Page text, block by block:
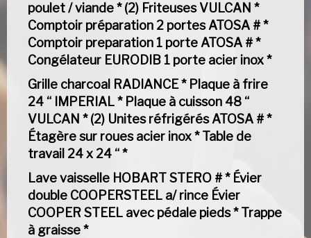
poulet / viande * (2) Friteuses VULCAN *
Comptoir préparation 2 portes ATOSA # *
Comptoir preparation 1 porte ATOSA # *
Congélateur EURODIB 1 porte acier inox *
Grille charcoal RADIANCE * Plaque à frire
24 “ IMPERIAL * Plaque à cuisson 48 “
VULCAN * (2) Unites réfrigérés ATOSA # *
Étagère sur roues acier inox * Table de
travail 24 x 24 “ *
Lave vaisselle HOBART STERO # * Évier
double COOPERSTEEL a/ rince Évier
COOPER STEEL avec pédale pieds * Trappe
à graisse *